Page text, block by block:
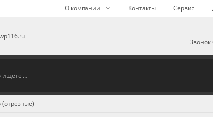
О компании Контакты Сервис
Звонок
(отрезные)